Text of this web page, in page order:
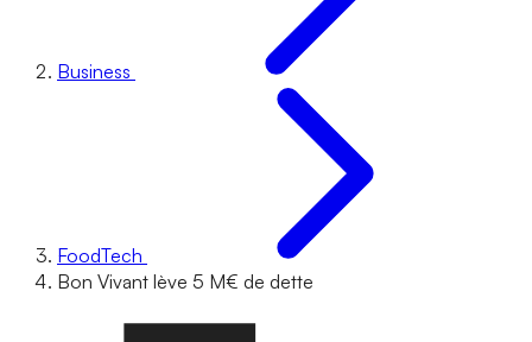
Business
FoodTech
Bon Vivant lève 5 M€ de dette